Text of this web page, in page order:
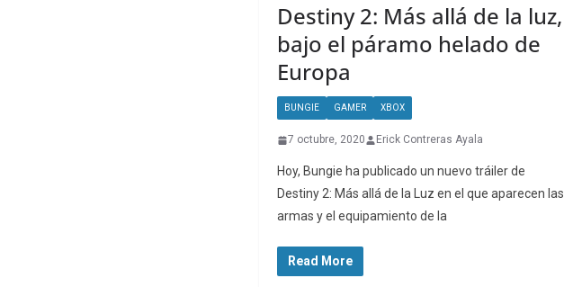
Destiny 2: Más allá de la luz,
bajo el páramo helado de
Europa
BUNGIE GAMER XBOX
7 octubre, 2020 Erick Contreras Ayala
Hoy, Bungie ha publicado un nuevo tráiler de
Destiny 2: Más allá de la Luz en el que aparecen las
armas y el equipamiento de la
Read More